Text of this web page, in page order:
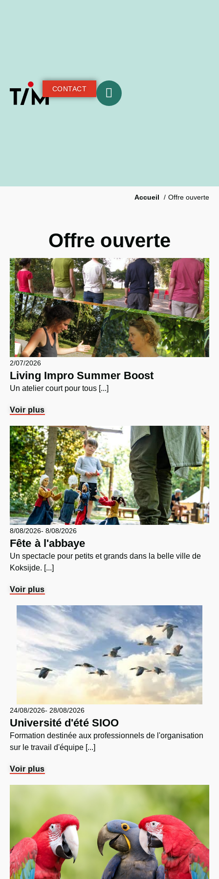
CONTACT
Accueil Offre ouverte
Offre ouverte
2/07/2026
Living Impro Summer Boost
Un atelier court pour tous [...]
Voir plus
8/08/2026- 8/08/2026
Fête à l'abbaye
Un spectacle pour petits et grands dans la belle ville de
Koksijde. [...]
Voir plus
24/08/2026- 28/08/2026
Université d'été SIOO
Formation destinée aux professionnels de l'organisation
sur le travail d'équipe [...]
Voir plus